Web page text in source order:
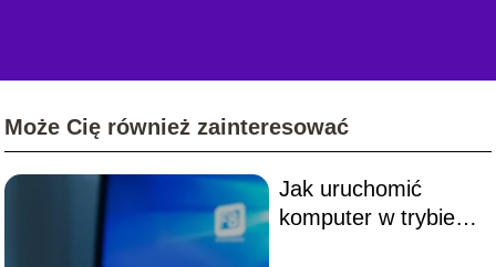
Może Cię również zainteresować
Jak uruchomić
komputer w trybie